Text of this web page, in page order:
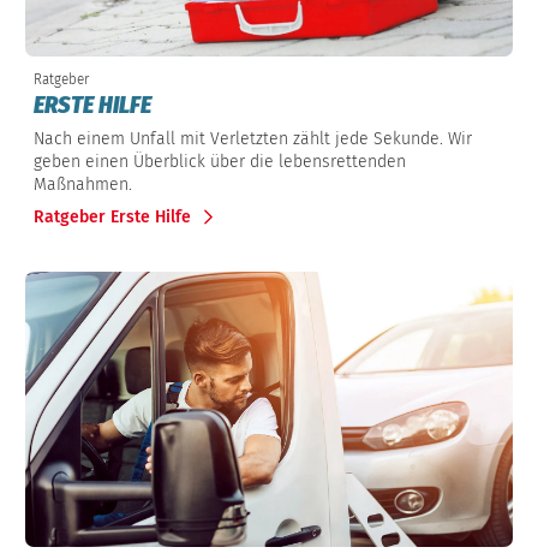
Ratgeber
ERSTE HILFE
Nach einem Unfall mit Verletzten zählt jede Sekunde. Wir
geben einen Überblick über die lebensrettenden
Maßnahmen.
Ratgeber Erste Hilfe